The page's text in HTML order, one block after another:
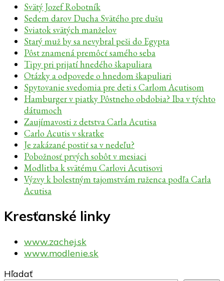
Svätý Jozef Robotník
Sedem darov Ducha Svätého pre dušu
Sviatok svätých manželov
Starý muž by sa nevybral peši do Egypta
Pôst znamená premôcť samého seba
Tipy pri prijatí hnedého škapuliara
Otázky a odpovede o hnedom škapuliari
Spytovanie svedomia pre deti s Carlom Acutisom
Hamburger v piatky Pôstneho obdobia? Iba v týchto
dátumoch
Zaujímavosti z detstva Carla Acutisa
Carlo Acutis v skratke
Je zakázané postiť sa v nedeľu?
Pobožnosť prvých sobôt v mesiaci
Modlitba k svätému Carlovi Acutisovi
Výzvy k bolestným tajomstvám ruženca podľa Carla
Acutisa
Kresťanské linky
www.zachej.sk
www.modlenie.sk
Hľadať